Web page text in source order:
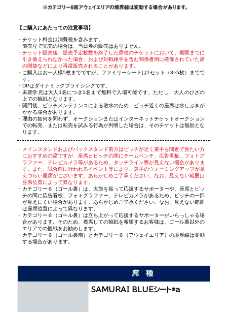
【ご購入にあたっての注意事項】
チケット料金は消費税を含みます。
前売りで完売の場合は、当日券の販売はありません。
チケット販売後、販売予定枚数を終了した席種のチケットにおいて、期限までに
引き換えられなかった場合、および対戦相手を含む関係者用に確保されていた席
の開放などにより再度販売されることがあります。
ご購入はお一人様5枚までですが、ファミリーシートは1セット（3~5枚）までで
す。
DPはダイナミックプライシングです。
未就学児は大人1名につき1名まで無料で入場可能です。ただし、大人のひざの
上での観戦となります。
開門後、ピッチメンテナンスによる散水のため、ピッチ近くの座席は水しぶきが
かかる場合があります。
理由の如何を問わず、オークションまたはインターネットチケットオークション
での転売、または転売を試みる行為が判明した場合は、そのチケットは無効とな
ります。
メインスタンドおよびバックスタンド前方はピッチが近く選手を間近で見たい方
におすすめの席ですが、座席とピッチの間にチームベンチ、広告看板、フォトグ
ラファー、テレビカメラ等があるため、タッチライン際が見えない場合がありま
す。また、試合前に行われるイベント等により、選手のウォーミングアップが見
えづらい座席がございます。あらかじめご了承ください。なお、見えない範囲は
座席位置によって異なります。
カテゴリー６（ゴール裏）は、大旗を振って応援するサポーターや、座席とピッ
チの間に広告看板、フォトグラファー、テレビカメラがあるため、ピッチの一部
が見えにくい場合があります。あらかじめご了承ください。なお、見えない範囲
は座席位置によって異なります。
カテゴリー６（ゴール裏）は立ち上がって応援するサポーターがいらっしゃる場
合があります。そのため、着席しての観戦を希望するお客様は、ゴール裏以外の
エリアでの観戦をお勧めします。
カテゴリー６（ゴール裏南）とカテゴリー６（アウェイエリア）の境界線は変動
する場合があります。
席種
SAMURAI BLUEシート*a